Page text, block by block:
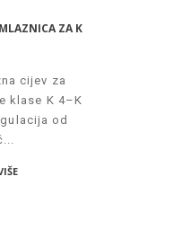
ZA K
cijev za
klase K 4–K
od